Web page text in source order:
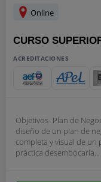
Online
CURSO
ACREDITACIONES
Objetivos- Plan de
diseño de un plan de
completa y visual de un
práctica desembocaría...